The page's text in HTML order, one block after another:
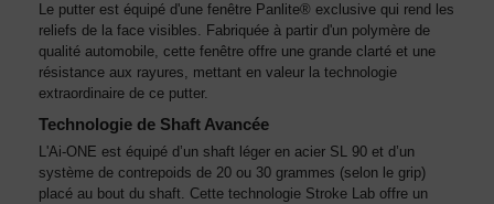
Le putter est équipé d'une fenêtre Panlite® exclusive qui rend les
reliefs de la face visibles. Fabriquée à partir d'un polymère de
qualité automobile, cette fenêtre offre une grande clarté et une
résistance aux rayures, mettant en valeur la technologie
extraordinaire de ce putter.
Technologie de Shaft Avancée
L'Ai-ONE est équipé d’un shaft léger en acier SL 90 et d’un
système de contrepoids de 20 ou 30 grammes (selon le grip)
placé au bout du shaft. Cette technologie Stroke Lab offre un